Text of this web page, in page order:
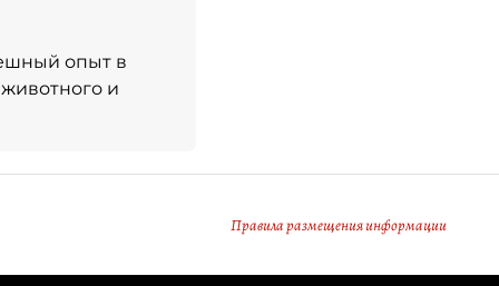
опыт в
и
Правила размещения информации